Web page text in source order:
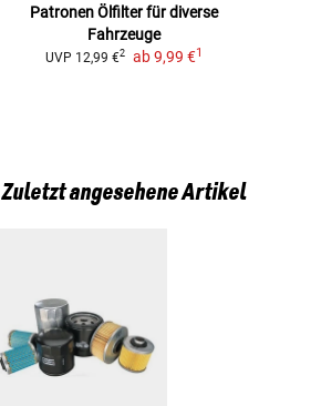
Patronen Ölfilterfür diverse
Fahrzeuge
UVP 12,99 €2 ab 9,99 €1
Zuletzt angesehene Artikel